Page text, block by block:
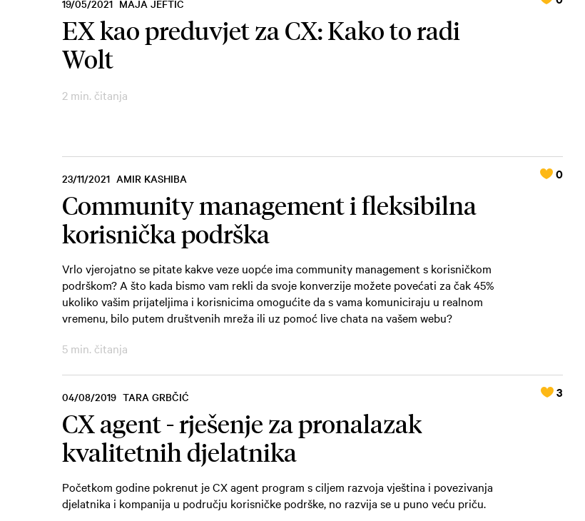
19/05/2021 MAJA JEFTIĆ
EX kao preduvjet za CX: Kako to radi
Wolt
2 min. čitanja
23/11/2021 AMIR KASHIBA
Community management i fleksibilna
korisnička podrška
0
Vrlo vjerojatno se pitate kakve veze uopće ima community management s korisničkom
podrškom? A što kada bismo vam rekli da svoje konverzije možete povećati za čak 45%
ukoliko vašim prijateljima i korisnicima omogućite da s vama komuniciraju u realnom
vremenu, bilo putem društvenih mreža ili uz pomoć live chata na vašem webu?
5 min. čitanja
04/08/2019 TARA GRBČIĆ
CX agent - rješenje za pronalazak
kvalitetnih djelatnika
3
Početkom godine pokrenut je CX agent program s ciljem razvoja vještina i povezivanja
djelatnika i kompanija u području korisničke podrške, no razvija se u puno veću priču.